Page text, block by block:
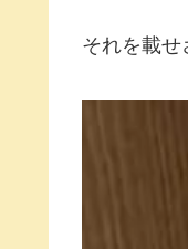
それを載せ